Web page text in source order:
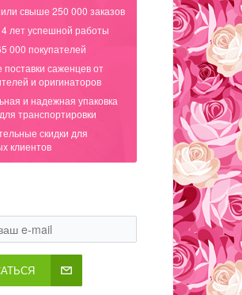
свыше 250 000 заказов
лет успешной работы
000 покупателей
саженцев от
и оригинаторов
и надежная упаковка
транспортировки
скидки для
клиентов